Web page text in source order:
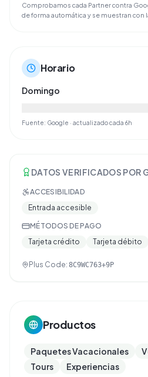
Comprobamos cada Partner contra
de forma automática y se muestran
Horario
Domingo
Fuente: Google · actualizado cada 6h
DATOS VERIFICADOS POR
ACCESIBILIDAD
Entrada accesible
MÉTODOS DE PAGO
Tarjeta crédito
Tarjeta débito
Plus Code: 8C9WC763+9P
Productos
Paquetes Vacacionales
Tours
Experiencias